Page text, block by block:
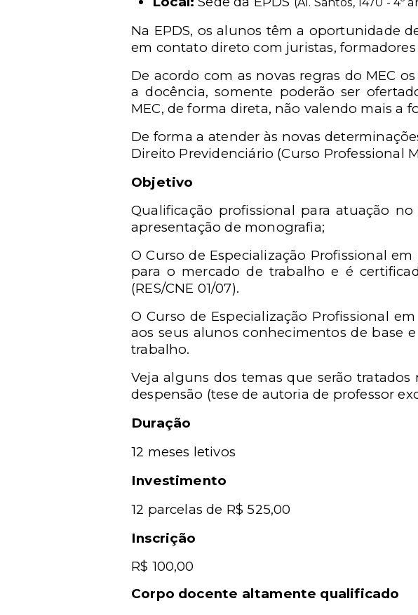
Na EPDS, os alunos têm a oportunidade
em contato direto com juristas,
De acordo com as novas regras do MEC
a docência, somente poderão ser
MEC, de forma direta, não valendo mais a
De forma a atender às novas
Direito Previdenciário (Curso Professional
Objetivo
Qualificação profissional para atuação
apresentação de monografia;
O Curso de Especialização Profissional
para o mercado de trabalho e é
(RES/CNE 01/07).
O Curso de Especialização Profissional
aos seus alunos conhecimentos de base
trabalho.
Veja alguns dos temas que serão
despensão (tese de autoria de professor
Duração
12 meses letivos
Investimento
12 parcelas de R$ 525,00
Inscrição
R$ 100,00
Corpo docente altamente qualificado